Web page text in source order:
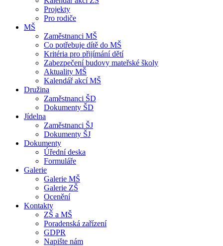
Projekty
Pro rodiče
MŠ
Zaměstnanci MŠ
Co potřebuje dítě do MŠ
Kritéria pro přijímání dětí
Zabezpečení budovy mateřské školy
Aktuality MŠ
Kalendář akcí MŠ
Družina
Zaměstnanci ŠD
Dokumenty ŠD
Jídelna
Zaměstnanci ŠJ
Dokumenty ŠJ
Dokumenty
Úřední deska
Formuláře
Galerie
Galerie MŠ
Galerie ZŠ
Ocenění
Kontakty
ZŠ a MŠ
Poradenská zařízení
GDPR
Napište nám